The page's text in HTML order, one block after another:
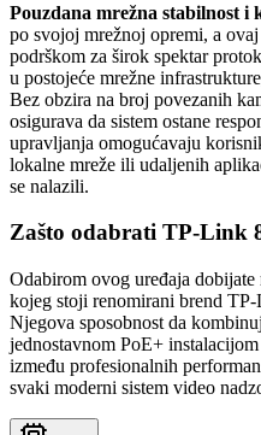
Pouzdana mrežna stabilnost i
po svojoj mrežnoj opremi, a
podrškom za širok spektar
u postojeće mrežne
Bez obzira na broj povezanih
osigurava da sistem ostane
upravljanja omogućavaju
lokalne mreže ili udaljenih
se nalazili.
Zašto odabrati TP-Link
Odabirom ovog uređaja
kojeg stoji renomirani brend
Njegova sposobnost da
jednostavnom PoE+
između profesionalnih
svaki moderni sistem video